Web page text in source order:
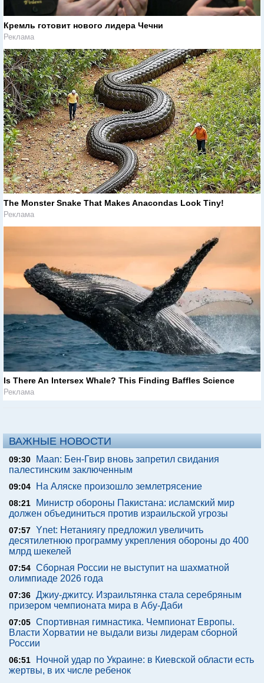
Кремль готовит нового лидера Чечни
Реклама
The Monster Snake That Makes Anacondas Look Tiny!
Реклама
Is There An Intersex Whale? This Finding Baffles Science
Реклама
ВАЖНЫЕ НОВОСТИ
09:30
Maan: Бен-Гвир вновь запретил свидания
палестинским заключенным
09:04 На Аляске произошло землетрясение
08:21
Министр обороны Пакистана: исламский мир
должен объединиться против израильской угрозы
07:57 Ynet: Нетаниягу предложил увеличить
десятилетнюю программу укрепления обороны до 400
млрд шекелей
07:54 Сборная России не выступит на шахматной
олимпиаде 2026 года
07:36 Джиу-джитсу. Израильтянка стала серебряным
призером чемпионата мира в Абу-Даби
07:05 Спортивная гимнастика. Чемпионат Европы.
Власти Хорватии не выдали визы лидерам сборной
России
06:51
Ночной удар по Украине: в Киевской области есть
жертвы, в их числе ребенок